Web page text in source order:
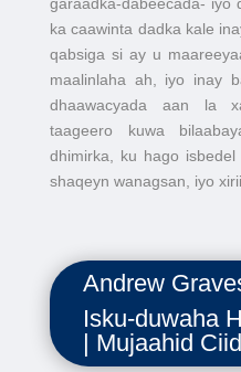
ka caawinta dadka kale
qabsiga si ay u
maalinlaha ah, iyo inay
dhaawacyada aan la
taageero kuwa
dhimirka, ku hago
shaqeyn wanagsan, iyo
Andrew
Isku-duwaha
| Mujaahid